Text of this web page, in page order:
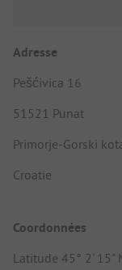
Adresse
Pešćivica 16
51521 Punat
Primorje-Gorski
Croatie
Coordonnées
Latitude 45° 2' 15"